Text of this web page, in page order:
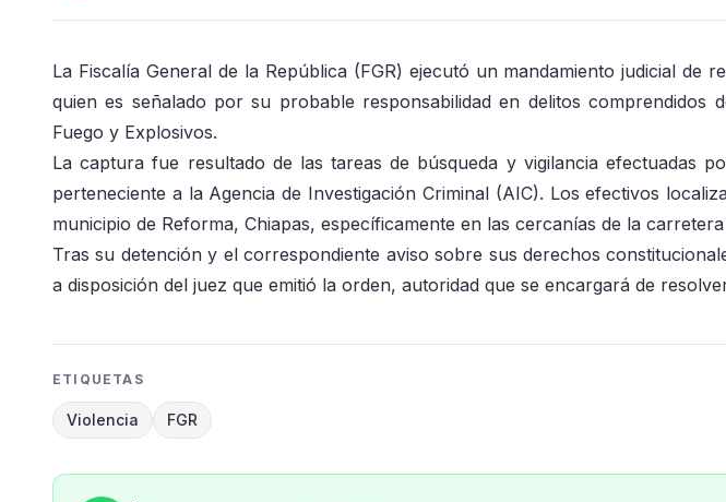
La Fiscalía General de la República (FGR) ejecutó un mandamiento judicial de
quien es señalado por su probable responsabilidad en delitos comprendidos
Fuego y Explosivos.
La captura fue resultado de las tareas de búsqueda y vigilancia efectuadas
perteneciente a la Agencia de Investigación Criminal (AIC). Los efectivos
municipio de Reforma, Chiapas, específicamente en las cercanías de la
Tras su detención y el correspondiente aviso sobre sus derechos
a disposición del juez que emitió la orden, autoridad que se encargará de
ETIQUETAS
Violencia FGR